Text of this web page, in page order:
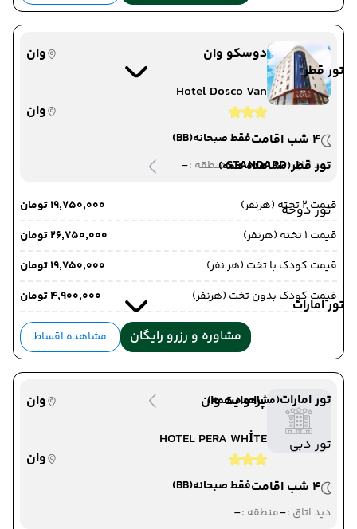
تور قطر
تور قطر(مشاهده همه)
تور دوحه
تور امارات
تور امارات(مشاهده همه)
تور دبی
دوسکو وان
وان
Hotel Dosco Van
وان
4 شب اقامت
فقط صبحانه(BB)
دید اتاق :STANDARDمنطقه :-
قیمت 2 تخته (هرنفر)
۱۹٬۷۵۰٬۰۰۰ تومان
قیمت 1 تخته (هرنفر)
۲۶٬۷۵۰٬۰۰۰ تومان
قیمت کودک با تخت (هر نفر)
۱۹٬۷۵۰٬۰۰۰ تومان
قیمت کودک بدون تخت (هرنفر)
۴٬۹۰۰٬۰۰۰ تومان
مشاوره و رزرو رایگان مشاهده اقساط
پرا وایت وان
وان
HOTEL PERA WHİTE
وان
4 شب اقامت
فقط صبحانه(BB)
دید اتاق :-منطقه :-